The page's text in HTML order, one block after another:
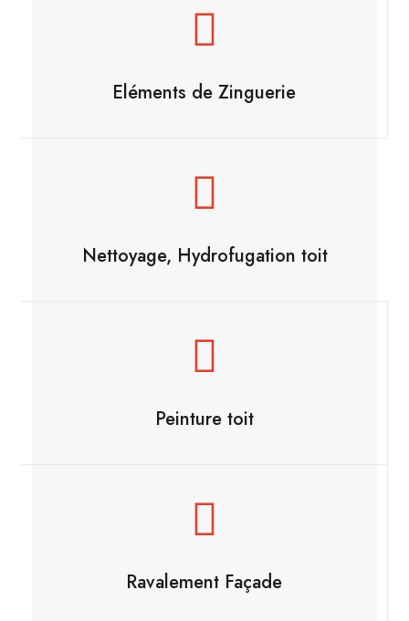
Eléments de Zinguerie
Nettoyage, Hydrofugation toit
Peinture toit
Ravalement Façade